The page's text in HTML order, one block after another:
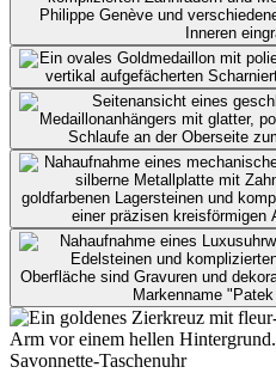
Savonnette-Taschenuhr